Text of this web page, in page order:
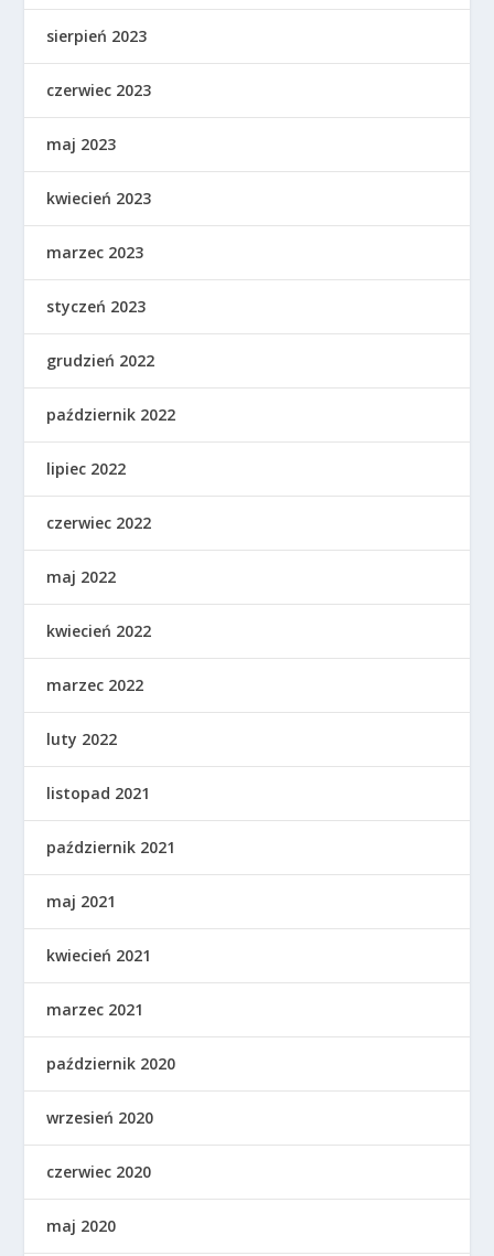
sierpień 2023
czerwiec 2023
maj 2023
kwiecień 2023
marzec 2023
styczeń 2023
grudzień 2022
październik 2022
lipiec 2022
czerwiec 2022
maj 2022
kwiecień 2022
marzec 2022
luty 2022
listopad 2021
październik 2021
maj 2021
kwiecień 2021
marzec 2021
październik 2020
wrzesień 2020
czerwiec 2020
maj 2020